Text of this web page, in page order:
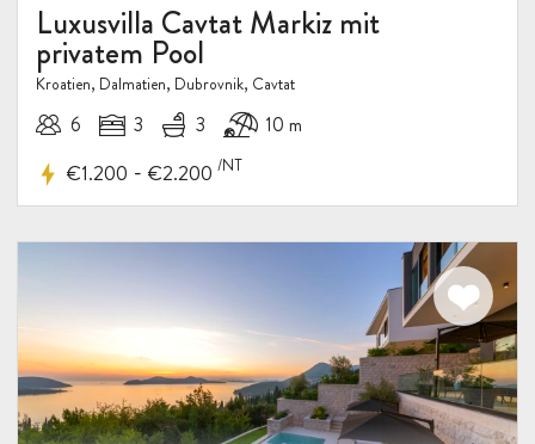
Luxusvilla Cavtat Markiz mit
privatem Pool
Kroatien, Dalmatien, Dubrovnik, Cavtat
6 3 3 10 m
€1.200 - €2.200 /NT